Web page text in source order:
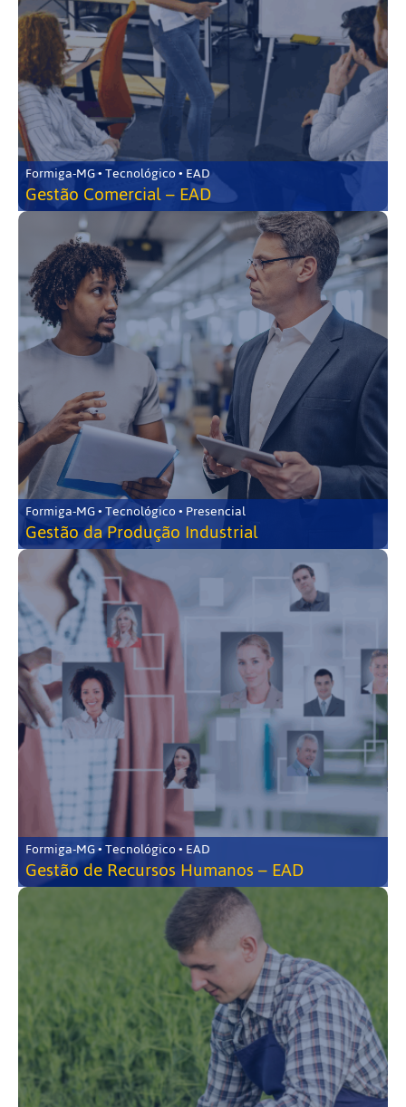
Formiga-MG • Tecnológico • EAD
Gestão Comercial – EAD
Formiga-MG • Tecnológico • Presencial
Gestão da Produção Industrial
Formiga-MG • Tecnológico • EAD
Gestão de Recursos Humanos – EAD